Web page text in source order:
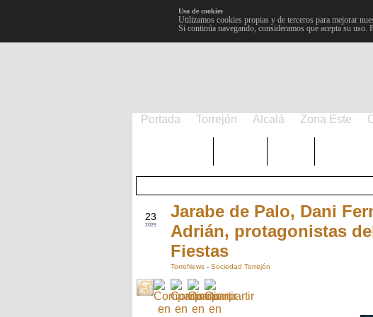
Uso de cookies
Utilizamos cookies propias y de terceros para mejorar
Si continúa navegando, consideramos que acepta su
Portada Torrejón Alcalá Zona Este
23
2025
Jarabe de Palo, Dani
Adrián, protagonistas
Fiestas
TorreNews - Sociedad Torrejón